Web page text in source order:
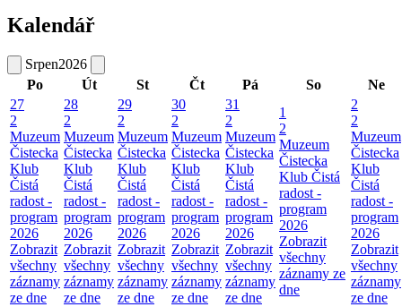
Kalendář
Srpen2026
Po
Út St Čt Pá So
Ne
27
2
Muzeum
Čistecka
Klub
Čistá
radost -
program
2026
Zobrazit
všechny
záznamy
ze dne
28
2
Muzeum
Čistecka
Klub
Čistá
radost -
program
2026
Zobrazit
všechny
záznamy
ze dne
29
2
Muzeum
Čistecka
Klub
Čistá
radost -
program
2026
Zobrazit
všechny
záznamy
ze dne
30
2
Muzeum
Čistecka
Klub
Čistá
radost -
program
2026
Zobrazit
všechny
záznamy
ze dne
31
2
Muzeum
Čistecka
Klub
Čistá
radost -
program
2026
Zobrazit
všechny
záznamy
ze dne
1
2
Muzeum
Čistecka
Klub Čistá
radost -
program
2026
Zobrazit
všechny
záznamy ze
dne
2
2
Muzeum
Čistecka
Klub
Čistá
radost -
program
2026
Zobrazit
všechny
záznamy
ze dne